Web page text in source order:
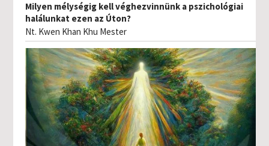
Milyen mélységig kell véghezvinnünk a pszichológiai
halálunkat ezen az Úton?
Nt. Kwen Khan Khu Mester